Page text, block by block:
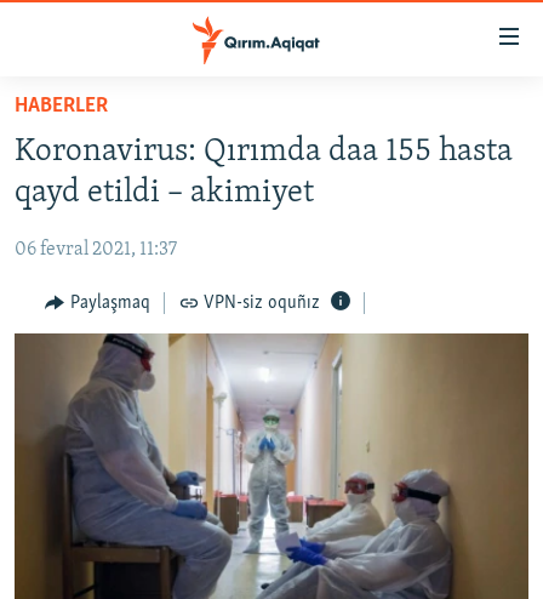
Esas
qaytmaq
Baş
navigatsiyağa
qaytmaq
qaytmaq
SİYASET
İQTİSADİYAT
CEMİYET
MEDENİYET
İNSAN AQLARI
VİDEO
SÜRET
BLOGLAR
Русский
HABERLER
Koronavirus: Qırımda daa 155 hasta
qayd etildi – akimiyet
06 fevral 2021, 11:37
Paylaşmaq VPN-siz oquñız